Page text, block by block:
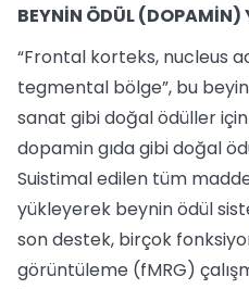
BEYNİN ÖDÜL (DOPAMİN)
“Frontal korteks, nucleus
tegmental bölge”, bu
sanat gibi doğal ödüller
dopamin gıda gibi doğal
Suistimal edilen tüm
yükleyerek beynin ödül
son destek, birçok
görüntüleme (fMRG)